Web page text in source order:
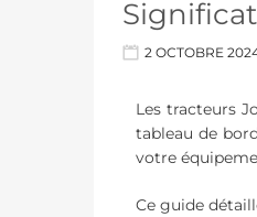
2 OCTOBRE
Les tracteurs
tableau de
votre
Ce guide